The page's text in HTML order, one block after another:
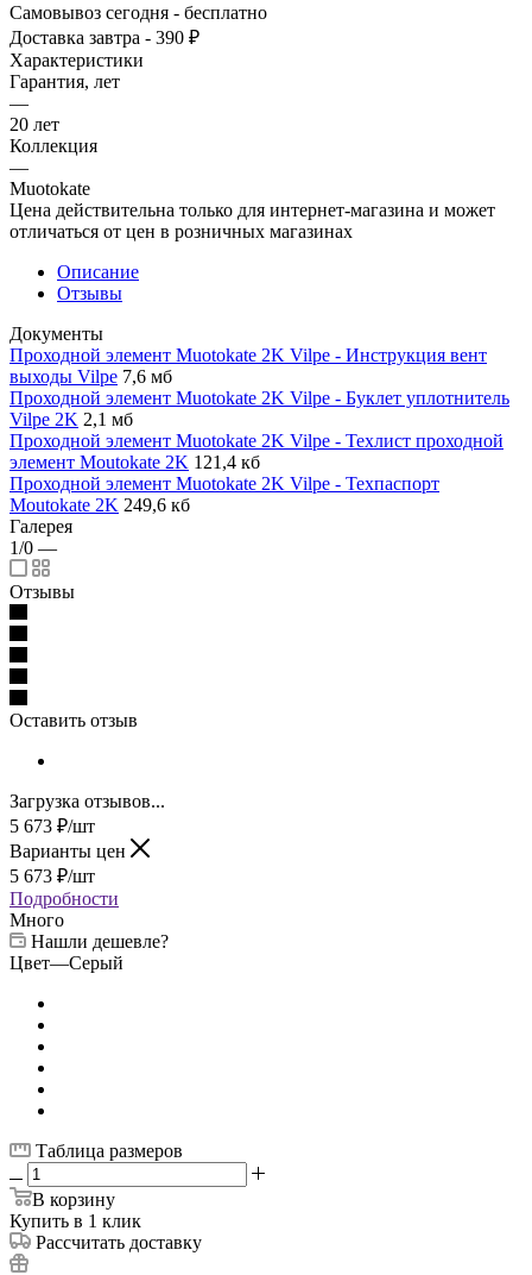
Самовывоз сегодня - бесплатно
Доставка завтра - 390 ₽
Характеристики
Гарантия, лет
—
20 лет
Коллекция
—
Muotokate
Цена действительна только для интернет-магазина и может
отличаться от цен в розничных магазинах
Описание
Отзывы
Документы
Проходной элемент Muotokate 2K Vilpe - Инструкция вент
выходы Vilpe 7,6 мб
Проходной элемент Muotokate 2K Vilpe - Буклет уплотнитель
Vilpe 2K 2,1 мб
Проходной элемент Muotokate 2K Vilpe - Техлист проходной
элемент Moutokate 2K 121,4 кб
Проходной элемент Muotokate 2K Vilpe - Техпаспорт
Moutokate 2K 249,6 кб
Галерея
1/0 —
Отзывы
Оставить отзыв
Загрузка отзывов...
5 673 ₽/шт
Варианты цен
5 673 ₽/шт
Подробности
Много
Нашли дешевле?
Цвет—Серый
Таблица размеров
В корзину
Купить в 1 клик
Рассчитать доставку